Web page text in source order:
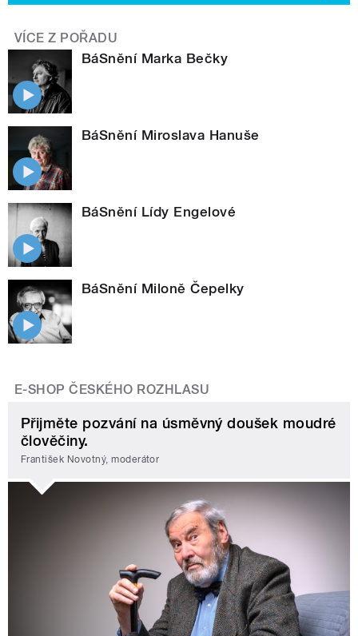
VÍCE Z POŘADU
BáSnění Marka Bečky
BáSnění Miroslava Hanuše
BáSnění Lídy Engelové
BáSnění Miloně Čepelky
E-SHOP ČESKÉHO ROZHLASU
Přijměte pozvání na úsměvný doušek moudré
člověčiny.
František Novotný, moderátor